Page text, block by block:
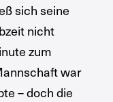
sich seine
nicht
zum
war
– doch die